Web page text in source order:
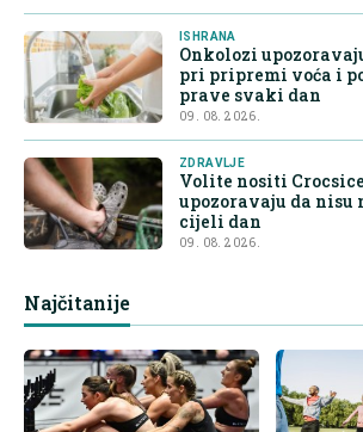
ISHRANA
Onkolozi
pri pripremi voća i
prave svaki dan
09. 08. 2026.
ZDRAVLJE
Volite nositi
upozoravaju da nisu
cijeli dan
09. 08. 2026.
Najčitanije